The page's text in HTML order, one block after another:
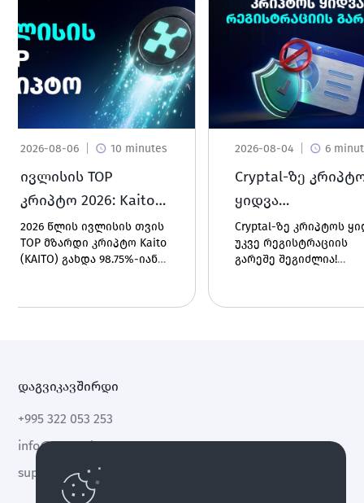
2026-08-06 10 minutes
ივლისის TOP
კრიპტო 2026: Kaito
(KAITO)
2026 წლის ივლისის თვის
TOP მზარდი კრიპტო Kaito
(KAITO) გახდა 98.75%-იანი
მუშაობს ის და რა გახდა
2026-08-04 6
Cryptal-ზე
ყიდვა
რეგისტრაციის
გარეშე - რა
გელოდება?
Cryptal-ზე კრიპტოს
უკვე რეგისტრაციის
გარეშე შეგიძლია!
ნომრით გაგზავნე
დაგვიკავშირდი
+995 322 053 253
info@cryptal.com
support@cryptal.com